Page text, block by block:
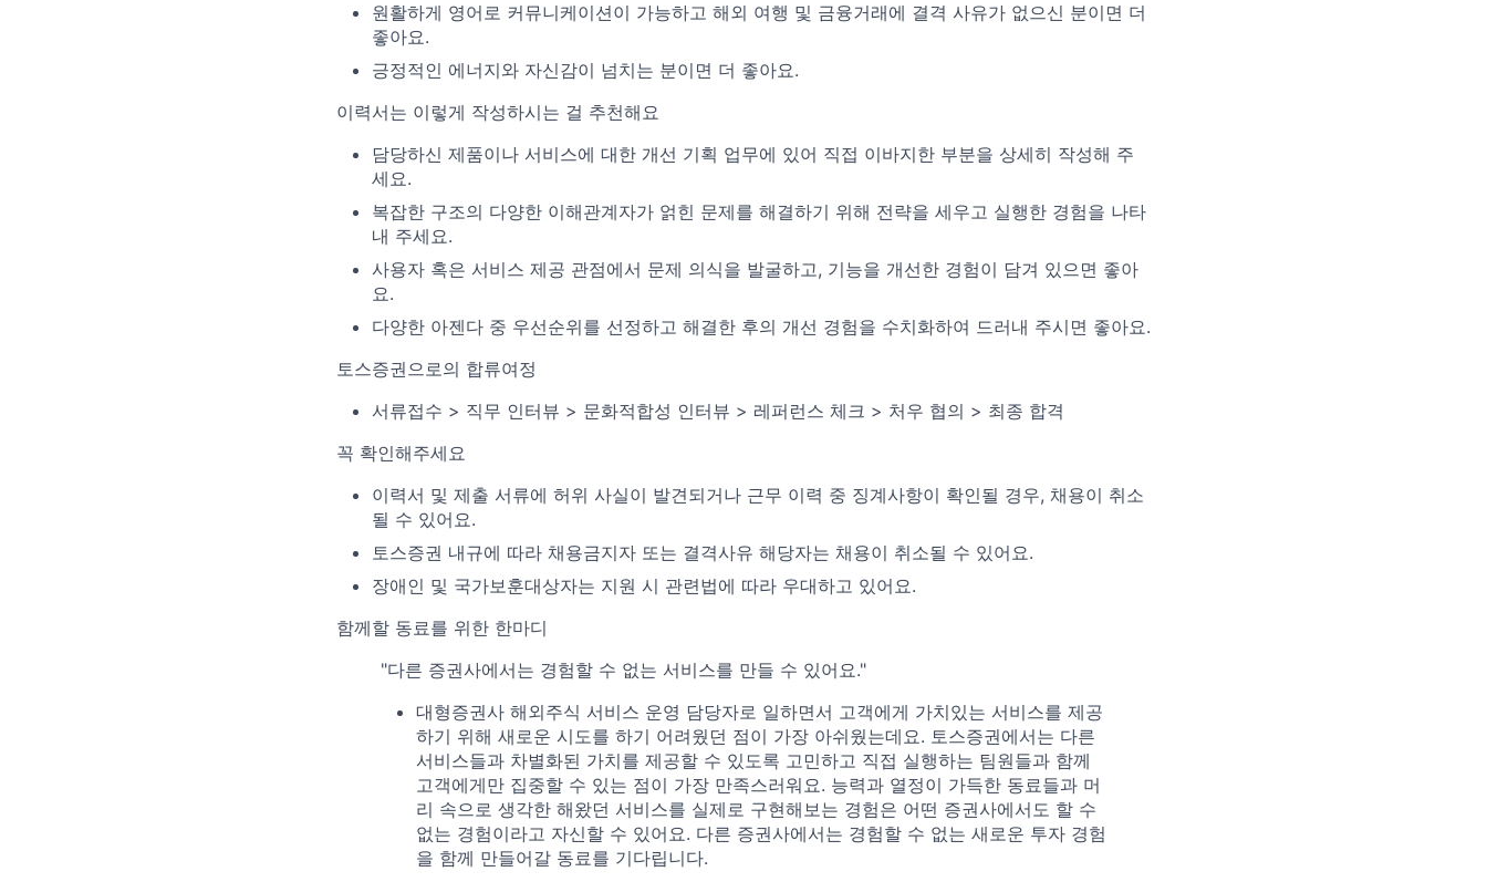
원활하게 영어로 커뮤니케이션이 가능하고 해외 여행 및 금융거래에 결격 사유가 없으신 분이면 더
좋아요.
긍정적인 에너지와 자신감이 넘치는 분이면 더 좋아요.
이력서는 이렇게 작성하시는 걸 추천해요
담당하신 제품이나 서비스에 대한 개선 기획 업무에 있어 직접 이바지한 부분을 상세히 작성해 주
세요.
복잡한 구조의 다양한 이해관계자가 얽힌 문제를 해결하기 위해 전략을 세우고 실행한 경험을 나타
내 주세요.
사용자 혹은 서비스 제공 관점에서 문제 의식을 발굴하고, 기능을 개선한 경험이 담겨 있으면 좋아
요.
다양한 아젠다 중 우선순위를 선정하고 해결한 후의 개선 경험을 수치화하여 드러내 주시면 좋아요.
토스증권으로의 합류여정
서류접수 > 직무 인터뷰 > 문화적합성 인터뷰 > 레퍼런스 체크 > 처우 협의 > 최종 합격
꼭 확인해주세요
이력서 및 제출 서류에 허위 사실이 발견되거나 근무 이력 중 징계사항이 확인될 경우, 채용이 취소
될 수 있어요.
토스증권 내규에 따라 채용금지자 또는 결격사유 해당자는 채용이 취소될 수 있어요.
장애인 및 국가보훈대상자는 지원 시 관련법에 따라 우대하고 있어요.
함께할 동료를 위한 한마디
"다른 증권사에서는 경험할 수 없는 서비스를 만들 수 있어요."
대형증권사 해외주식 서비스 운영 담당자로 일하면서 고객에게 가치있는 서비스를 제공
하기 위해 새로운 시도를 하기 어려웠던 점이 가장 아쉬웠는데요. 토스증권에서는 다른
서비스들과 차별화된 가치를 제공할 수 있도록 고민하고 직접 실행하는 팀원들과 함께
고객에게만 집중할 수 있는 점이 가장 만족스러워요. 능력과 열정이 가득한 동료들과 머
리 속으로 생각한 해왔던 서비스를 실제로 구현해보는 경험은 어떤 증권사에서도 할 수
없는 경험이라고 자신할 수 있어요. 다른 증권사에서는 경험할 수 없는 새로운 투자 경험
을 함께 만들어갈 동료를 기다립니다.